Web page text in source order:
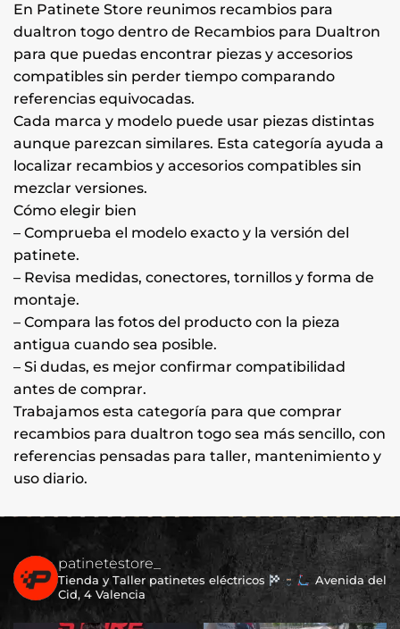
En Patinete Store reunimos recambios para
dualtron togo dentro de Recambios para Dualtron
para que puedas encontrar piezas y accesorios
compatibles sin perder tiempo comparando
referencias equivocadas.
Cada marca y modelo puede usar piezas distintas
aunque parezcan similares. Esta categoría ayuda a
localizar recambios y accesorios compatibles sin
mezclar versiones.
Cómo elegir bien
– Comprueba el modelo exacto y la versión del
patinete.
– Revisa medidas, conectores, tornillos y forma de
montaje.
– Compara las fotos del producto con la pieza
antigua cuando sea posible.
– Si dudas, es mejor confirmar compatibilidad
antes de comprar.
Trabajamos esta categoría para que comprar
recambios para dualtron togo sea más sencillo, con
referencias pensadas para taller, mantenimiento y
uso diario.
patinetestore_
Tienda y Taller patinetes eléctricos
Avenida del
Cid, 4 Valencia